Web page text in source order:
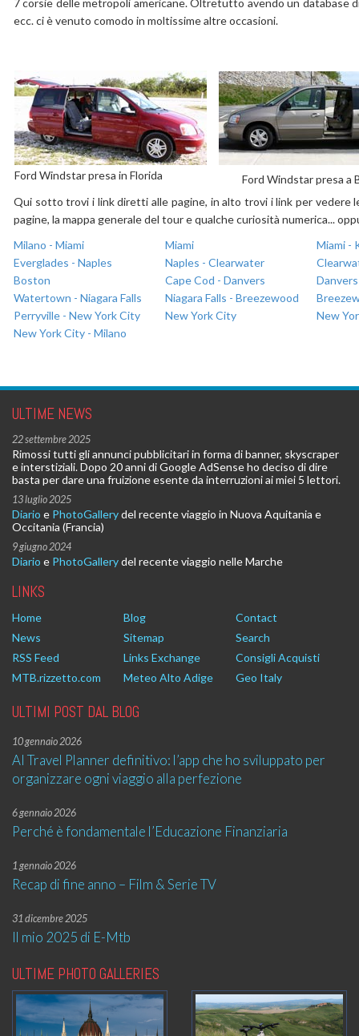
7 corsie delle metropoli americane. Oltretutto avendo un database
ecc. ci è venuto comodo in moltissime altre occasioni.
Ford Windstar presa in Florida
Ford Windstar presa a
Qui sotto trovi i link diretti alle pagine, in alto trovi i link per vedere
pagine, la mappa generale del tour e qualche curiosità numerica...
Milano - Miami
Miami
Miami -
Everglades - Naples
Naples - Clearwater
Boston
Cape Cod - Danvers
Watertown - Niagara Falls
Niagara Falls - Breezewood
Perryville - New York City
New York City
New
New York City - Milano
ULTIME NEWS
22 settembre 2025
Rimossi tutti gli annunci pubblicitari in forma di banner, skyscraper
e interstiziali. Dopo 20 anni di Google AdSense ho deciso di dire
basta per dare una fruizione esente da interruzioni ai miei 5 lettori.
13 luglio 2025
Diario e PhotoGallerydel recente viaggio in Nuova Aquitania e
Occitania (Francia)
9 giugno 2024
Diario e PhotoGallerydel recente viaggio nelle Marche
LINKS
Home Blog
Contact
News
Sitemap
Search
RSS Feed
Links Exchange
Consigli Acquisti
MTB.rizzetto.com
Meteo Alto Adige Geo Italy
ULTIMI POST DAL BLOG
10 gennaio 2026
AI Travel Planner definitivo: l’app che ho sviluppato per
organizzare ogni viaggio alla perfezione
6 gennaio 2026
Perché è fondamentale l’Educazione Finanziaria
1 gennaio 2026
Recap di fine anno – Film & Serie TV
31 dicembre 2025
Il mio 2025 di E-Mtb
ULTIME PHOTO GALLERIES